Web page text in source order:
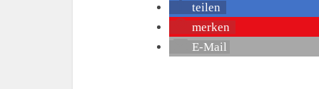
teilen
merken
E-Mail